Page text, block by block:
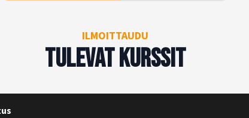
ILMOITTAUDU
Tulevat kurssit